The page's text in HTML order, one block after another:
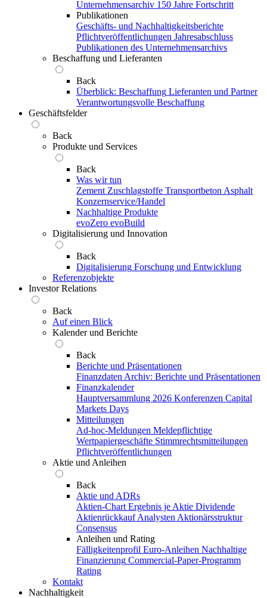
Unternehmensarchiv 150 Jahre Fortschritt
Publikationen
Geschäfts- und Nachhaltigkeitsberichte
Pflichtveröffentlichungen Jahresabschluss
Publikationen des Unternehmensarchivs
Beschaffung und Lieferanten
Back
Überblick: Beschaffung Lieferanten und Partner
Verantwortungsvolle Beschaffung
Geschäftsfelder
Back
Produkte und Services
Back
Was wir tun
Zement Zuschlagstoffe Transportbeton Asphalt
Konzernservice/Handel
Nachhaltige Produkte
evoZero evoBuild
Digitalisierung und Innovation
Back
Digitalisierung Forschung und Entwicklung
Referenzobjekte
Investor Relations
Back
Auf einen Blick
Kalender und Berichte
Back
Berichte und Präsentationen
Finanzdaten Archiv: Berichte und Präsentationen
Finanzkalender
Hauptversammlung 2026 Konferenzen Capital
Markets Days
Mitteilungen
Ad-hoc-Meldungen Meldepflichtige
Wertpapiergeschäfte Stimmrechtsmitteilungen
Pflichtveröffentlichungen
Aktie und Anleihen
Back
Aktie und ADRs
Aktien-Chart Ergebnis je Aktie Dividende
Aktienrückkauf Analysten Aktionärsstruktur
Consensus
Anleihen und Rating
Fälligkeitenprofil Euro-Anleihen Nachhaltige
Finanzierung Commercial-Paper-Programm
Rating
Kontakt
Nachhaltigkeit